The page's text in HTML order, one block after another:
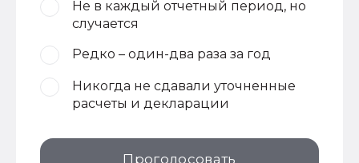
Не в каждый отчетный период, но
случается
Редко – один-два раза за год
Никогда не сдавали уточненные
расчеты и декларации
Проголосовать